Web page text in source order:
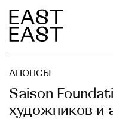
АНОНСЫ
Saison
художников и